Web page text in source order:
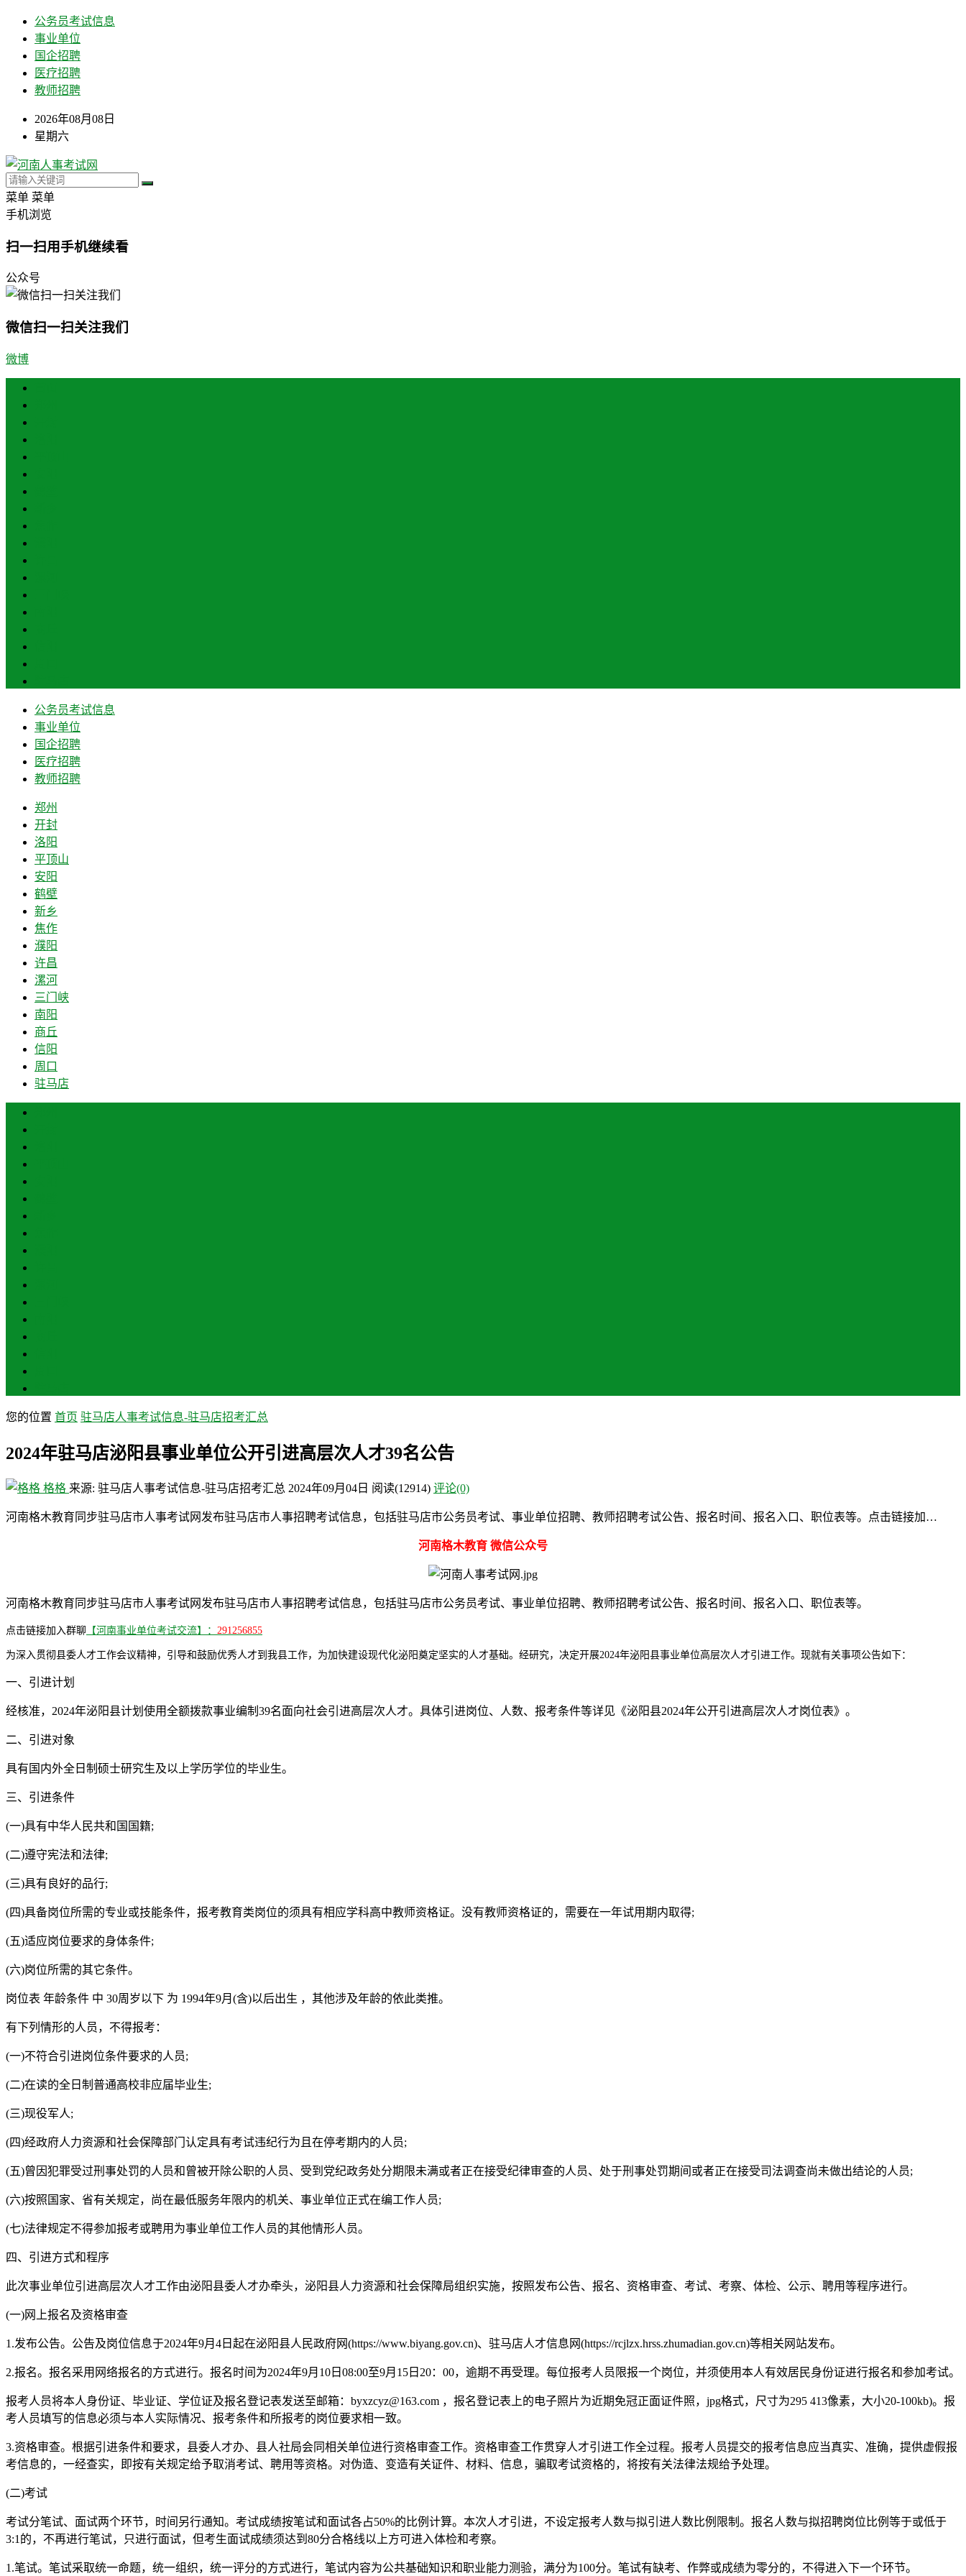
公务员考试信息
事业单位
国企招聘
医疗招聘
教师招聘
2026年08月08日
星期六
菜单 菜单
手机浏览
扫一扫用手机继续看
公众号
微信扫一扫关注我们
微博
公务员考试信息
事业单位
国企招聘
医疗招聘
教师招聘
郑州
开封
洛阳
平顶山
安阳
鹤壁
新乡
焦作
濮阳
许昌
漯河
三门峡
南阳
商丘
信阳
周口
驻马店
您的位置 首页 驻马店人事考试信息-驻马店招考汇总
2024年驻马店泌阳县事业单位公开引进高层次人才39名公告
格格 来源: 驻马店人事考试信息-驻马店招考汇总 2024年09月04日 阅读(12914) 评论(0)
河南格木教育同步驻马店市人事考试网发布驻马店市人事招聘考试信息，包括驻马店市公务员考试、事业单位招聘、教师招聘考试公告、报名时间、报名入口、职位表等。点击链接加…
河南格木教育 微信公众号
河南格木教育同步驻马店市人事考试网发布驻马店市人事招聘考试信息，包括驻马店市公务员考试、事业单位招聘、教师招聘考试公告、报名时间、报名入口、职位表等。
点击链接加入群聊 【河南事业单位考试交流】： 291256855
为深入贯彻县委人才工作会议精神，引导和鼓励优秀人才到我县工作，为加快建设现代化泌阳奠定坚实的人才基础。经研究，决定开展2024年泌阳县事业单位高层次人才引进工作。现就有关事项公告如下：
一、引进计划
经核准，2024年泌阳县计划使用全额拨款事业编制39名面向社会引进高层次人才。具体引进岗位、人数、报考条件等详见《泌阳县2024年公开引进高层次人才岗位表》。
二、引进对象
具有国内外全日制硕士研究生及以上学历学位的毕业生。
三、引进条件
(一)具有中华人民共和国国籍;
(二)遵守宪法和法律;
(三)具有良好的品行;
(四)具备岗位所需的专业或技能条件，报考教育类岗位的须具有相应学科高中教师资格证。没有教师资格证的，需要在一年试用期内取得;
(五)适应岗位要求的身体条件;
(六)岗位所需的其它条件。
岗位表 年龄条件 中 30周岁以下 为 1994年9月(含)以后出生 ，其他涉及年龄的依此类推。
有下列情形的人员，不得报考：
(一)不符合引进岗位条件要求的人员;
(二)在读的全日制普通高校非应届毕业生;
(三)现役军人;
(四)经政府人力资源和社会保障部门认定具有考试违纪行为且在停考期内的人员;
(五)曾因犯罪受过刑事处罚的人员和曾被开除公职的人员、受到党纪政务处分期限未满或者正在接受纪律审查的人员、处于刑事处罚期间或者正在接受司法调查尚未做出结论的人员;
(六)按照国家、省有关规定，尚在最低服务年限内的机关、事业单位正式在编工作人员;
(七)法律规定不得参加报考或聘用为事业单位工作人员的其他情形人员。
四、引进方式和程序
此次事业单位引进高层次人才工作由泌阳县委人才办牵头，泌阳县人力资源和社会保障局组织实施，按照发布公告、报名、资格审查、考试、考察、体检、公示、聘用等程序进行。
(一)网上报名及资格审查
1.发布公告。公告及岗位信息于2024年9月4日起在泌阳县人民政府网(https://www.biyang.gov.cn)、驻马店人才信息网(https://rcjlzx.hrss.zhumadian.gov.cn)等相关网站发布。
2.报名。报名采用网络报名的方式进行。报名时间为2024年9月10日08:00至9月15日20：00，逾期不再受理。每位报考人员限报一个岗位，并须使用本人有效居民身份证进行报名和参加考试。
报考人员将本人身份证、毕业证、学位证及报名登记表发送至邮箱：byxzcyz@163.com ，报名登记表上的电子照片为近期免冠正面证件照，jpg格式，尺寸为295 413像素，大小20-100kb)。报
考人员填写的信息必须与本人实际情况、报考条件和所报考的岗位要求相一致。
3.资格审查。根据引进条件和要求，县委人才办、县人社局会同相关单位进行资格审查工作。资格审查工作贯穿人才引进工作全过程。报考人员提交的报考信息应当真实、准确，提供虚假报
考信息的，一经查实，即按有关规定给予取消考试、聘用等资格。对伪造、变造有关证件、材料、信息，骗取考试资格的，将按有关法律法规给予处理。
(二)考试
考试分笔试、面试两个环节，时间另行通知。考试成绩按笔试和面试各占50%的比例计算。本次人才引进，不设定报考人数与拟引进人数比例限制。报名人数与拟招聘岗位比例等于或低于
3:1的，不再进行笔试，只进行面试，但考生面试成绩须达到80分合格线以上方可进入体检和考察。
1.笔试。笔试采取统一命题，统一组织，统一评分的方式进行，笔试内容为公共基础知识和职业能力测验，满分为100分。笔试有缺考、作弊或成绩为零分的，不得进入下一个环节。